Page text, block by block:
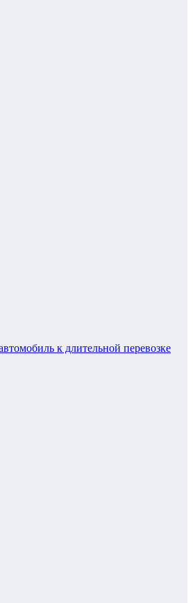
к длительной перевозке